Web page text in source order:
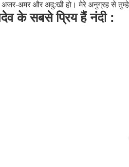
अमर और अदु:खी हो। मेरे अनुग्रह से तुम्हे
के सबसे प्रिय हैं नंदी :